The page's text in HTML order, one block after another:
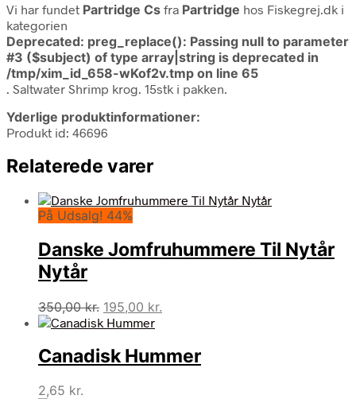
Vi har fundet Partridge Cs fra Partridge hos Fiskegrej.dk i
kategorien
Deprecated: preg_replace(): Passing null to parameter
#3 ($subject) of type array|string is deprecated in
/tmp/xim_id_658-wKof2v.tmp on line 65
. Saltwater Shrimp krog. 15stk i pakken.
Yderlige produktinformationer:
Produkt id: 46696
Relaterede varer
På Udsalg! 44%
Danske Jomfruhummere Til Nytår
Nytår
350,00kr. Den
oprindelige
var:
350,00 kr..
195,00 kr.
er:
195,00 kr..
Canadisk Hummer
2,65 kr.